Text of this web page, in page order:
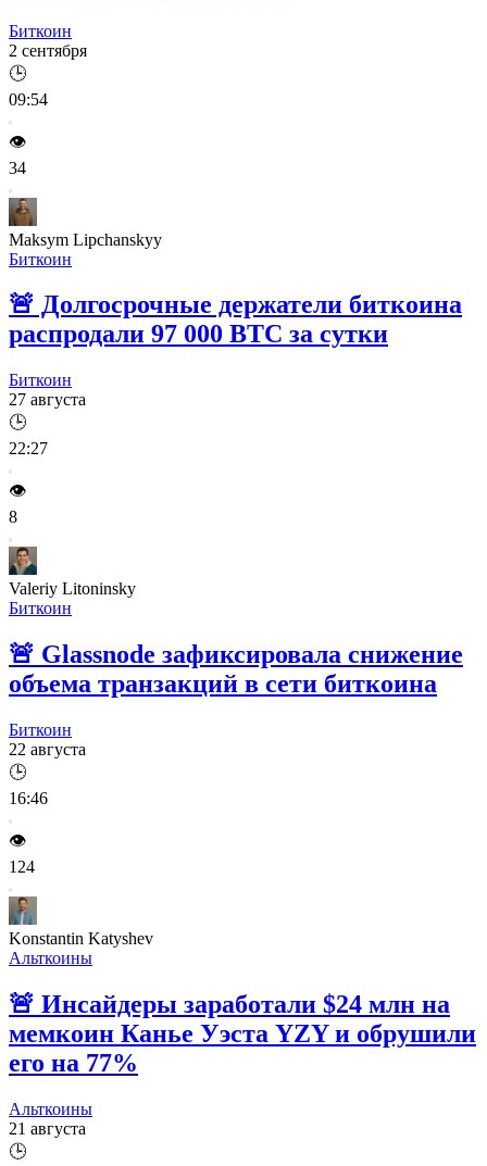
Биткоин
2 сентября
🕒
09:54
👁️
34
Maksym Lipchanskyy
Биткоин
🚨 Долгосрочные держатели биткоина
распродали 97 000 BTC за сутки
Биткоин
27 августа
🕒
22:27
👁️
8
Valeriy Litoninsky
Биткоин
🚨 Glassnode зафиксировала снижение
объема транзакций в сети биткоина
Биткоин
22 августа
🕒
16:46
👁️
124
Konstantin Katyshev
Альткоины
🚨 Инсайдеры заработали $24 млн на
мемкоин Канье Уэста YZY и обрушили
его на 77%
Альткоины
21 августа
🕒